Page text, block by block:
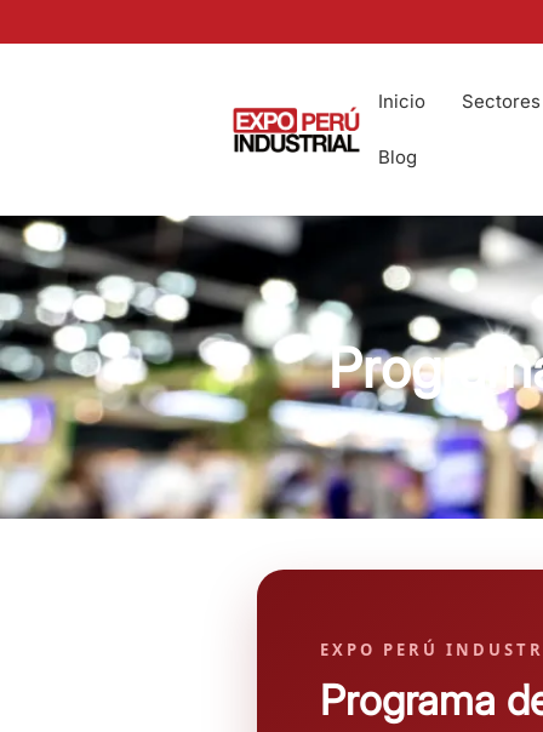
Inicio
Blog
EXPO PERÚ
Programa